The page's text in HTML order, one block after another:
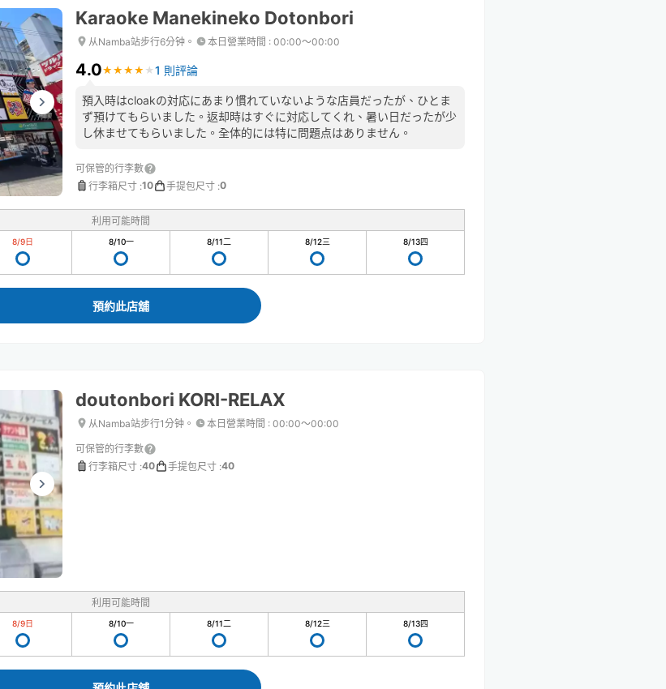
Karaoke Manekineko Dotonbori
从Namba站步行6分钟。 本日營業時間 : 00:00〜00:00
4.0★ ★ ★ ★ ★
★ ★ ★ ★ ★ 1 則評論
預入時はcloakの対応にあまり慣れていないような店員だったが、ひとま
ず預けてもらいました。返却時はすぐに対応してくれ、暑い日だったが少
し休ませてもらいました。全体的には特に問題点はありません。
可保管的行李數
行李箱尺寸 :10 手提包尺寸 :0
利用可能時間
8/9日 8/10一 8/11二 8/12三 8/13四
預約此店舖
doutonbori KORI-RELAX
从Namba站步行1分钟。 本日營業時間 : 00:00〜00:00
可保管的行李數
行李箱尺寸 :40 手提包尺寸 :40
利用可能時間
8/9日 8/10一 8/11二 8/12三 8/13四